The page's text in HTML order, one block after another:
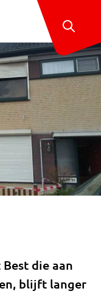
die aan
blijft langer